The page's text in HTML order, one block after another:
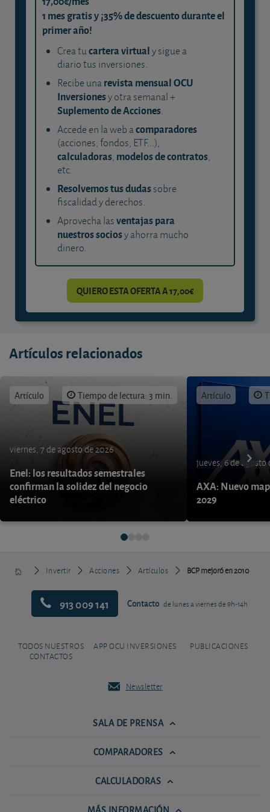
1 mes gratis y ¡35% de descuento durante el
primer año!
Crea tucartera virtualy sigue a
diario tus inversiones.
Recibe unarevista mensual OCU
Inversionesy otra semanal +
Suplemento de Acciones.
Accede en la web acomparadores
(acciones, fondos, ETF...),
calculadoras, modelos de contratos,
etc.
Resolvemos tus dudassobre
fiscalidad y derechos.
Aprovecha lasventajas para
nuestros sociosy ahorra mucho
dinero.
QUIERO ESTA OFERTA A 17,00€
Artículos relacionados
Artículo Tiempo de lectura: 3 min.
viernes, 7 de agosto de 2026
Enel: los resultados semestrales
confirman la solidez del negocio
eléctrico
Artículo
jueves, 6 de agosto
AXA: Nuevo
2029
Invertir Acciones Artículos BCP mejoró en 2010
913 009 141 Contacto de lunes a viernes de 9h-14h
TODOS NUESTROS
CONTACTOS
APP OCU INVERSIONES PUBLICACIONES
Newsletter
SALA DE PRENSA
COMPARADORES
CALCULADORAS
MÁS INFORMACIÓN